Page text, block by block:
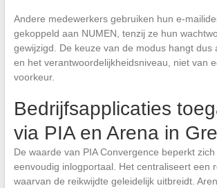
Andere medewerkers gebruiken hun e-
gekoppeld aan NUMEN, tenzij ze hun
gewijzigd. De keuze van de modus hangt dus
en het verantwoordelijkheidsniveau, niet van
voorkeur.
Bedrijfsapplicaties
via PIA en Arena in
De waarde van PIA Convergence beperkt
eenvoudig inlogportaal. Het centraliseert een
waarvan de reikwijdte geleidelijk uitbreidt.